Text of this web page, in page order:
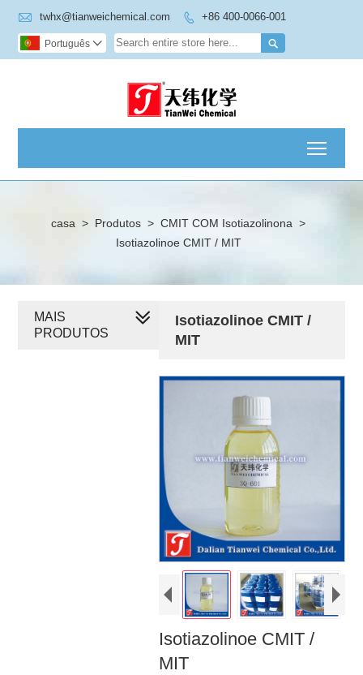
 twhx@tianweichemical.com  +86 400-0066-001

Português 
casa > Produtos > CMIT COM Isotiazolinona >
Isotiazolinoe CMIT / MIT
Isotiazolinoe CMIT /
MIT
Isotiazolinoe CMIT /
MIT
MAIS
PRODUTOS